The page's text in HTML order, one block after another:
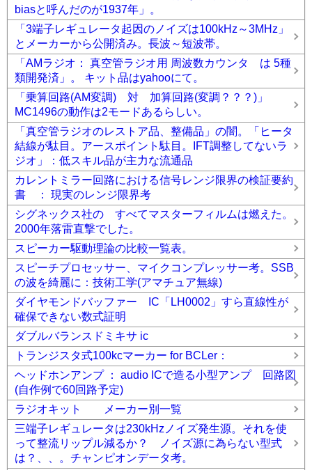
biasと呼んだのが1937年」。
「3端子レギュレータ起因のノイズは100kHz～3MHz」
とメーカーから公開済み。長波～短波帯。
「AMラジオ： 真空管ラジオ用 周波数カウンタ は 5種
類開発済」。 キット品はyahooにて。
「乗算回路(AM変調) 対 加算回路(変調？？？)」
MC1496の動作は2モードあるらしい。
「真空管ラジオのレストア品、整備品」の闇。「ヒータ
結線が駄目。アースポイント駄目。IFT調整してないラ
ジオ」：低スキル品が主力な流通品
カレントミラー回路における信号レンジ限界の検証要約
書 ： 現実のレンジ限界考
シグネックス社の すべてマスターフィルムは燃えた。
2000年落雷直撃でした。
スピーカー駆動理論の比較一覧表。
スピーチプロセッサー、マイクコンプレッサー考。SSB
の波を綺麗に：技術工学(アマチュア無線)
ダイヤモンドバッファー IC「LH0002」すら直線性が
確保できない数式証明
ダブルバランスドミキサ ic
トランジスタ式100kcマーカー for BCLer：
ヘッドホンアンプ ： audio ICで造る小型アンプ 回路図
(自作例で60回路予定)
ラジオキット メーカー別一覧
三端子レギュレータは230kHzノイズ発生源。それを使
って整流リップル減るか？ ノイズ源に為らない型式
は？、、。チャンピオンデータ考。